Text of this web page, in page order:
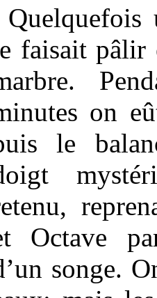
Quelquefois
faisait pâlir
on
le
Octave
songe.